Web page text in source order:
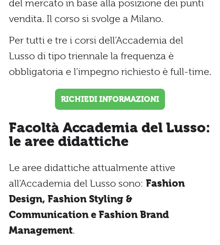
del mercato in base alla posizione dei punti
vendita. Il corso si svolge a Milano.
Per tutti e tre i corsi dell’Accademia del
Lusso di tipo triennale la frequenza è
obbligatoria e l’impegno richiesto è full-time.
RICHIEDI INFORMAZIONI
Facoltà Accademia del Lusso:
le aree didattiche
Le aree didattiche attualmente attive
all’Accademia del Lusso sono: Fashion
Design, Fashion Styling &
Communication e Fashion Brand
Management.